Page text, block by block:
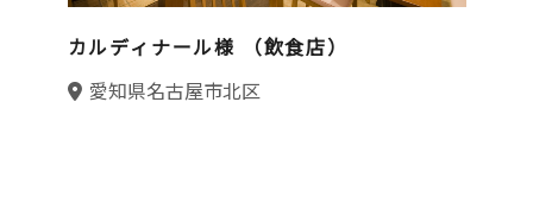
カルディナール様 （飲食店）
愛知県名古屋市北区